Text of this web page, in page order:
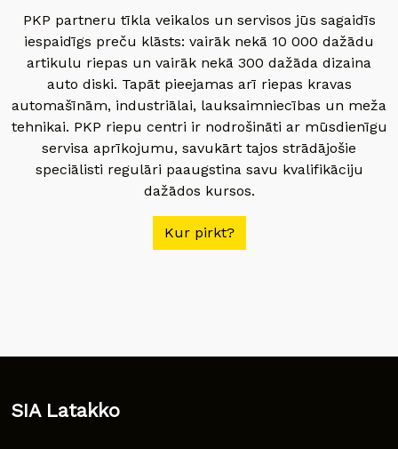
PKP partneru tīkla veikalos un servisos jūs sagaidīs
iespaidīgs preču klāsts: vairāk nekā 10 000 dažādu
artikulu riepas un vairāk nekā 300 dažāda dizaina
auto diski. Tapāt pieejamas arī riepas kravas
automašīnām, industriālai, lauksaimniecības un meža
tehnikai. PKP riepu centri ir nodrošināti ar mūsdienīgu
servisa aprīkojumu, savukārt tajos strādājošie
speciālisti regulāri paaugstina savu kvalifikāciju
dažādos kursos.
Kur pirkt?
SIA Latakko